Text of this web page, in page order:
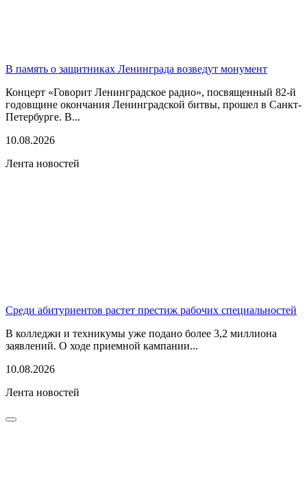
В память о защитниках Ленинграда возведут монумент
Концерт «Говорит Ленинградское радио», посвященный 82-й
годовщине окончания Ленинградской битвы, прошел в Санкт-
Петербурге. В...
10.08.2026
Лента новостей
Среди абитуриентов растет престиж рабочих специальностей
В колледжи и техникумы уже подано более 3,2 миллиона
заявлений. О ходе приемной кампании...
10.08.2026
Лента новостей